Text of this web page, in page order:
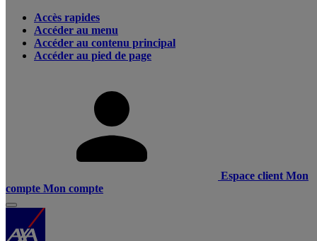
Accès rapides
Accéder au menu
Accéder au contenu principal
Accéder au pied de page
Espace client Mon
compte Mon compte